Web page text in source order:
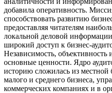
добавила оперативность.
способствовать развитию
предоставляя читателям
локальной деловой
широкий доступ к бизнес-
Независимость, объективность
основные ценности. Ядро
историю сложилась из местной
малого и среднего бизнеса,
коммерческих компаниях и в